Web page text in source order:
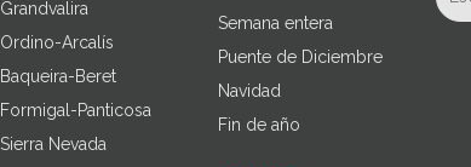
Grandvalira
Ordino-Arcalís
Baqueira-Beret
Formigal-Panticosa
Sierra Nevada
Semana entera
Puente de Diciembre
Navidad
Fin de año